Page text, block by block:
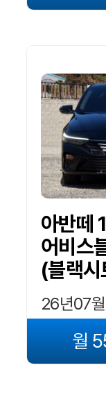
아반떼
어비스
(블랙
26년07
월